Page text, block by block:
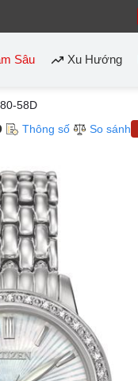
Sâu Xu Hướng
58D
Thông số So sánh